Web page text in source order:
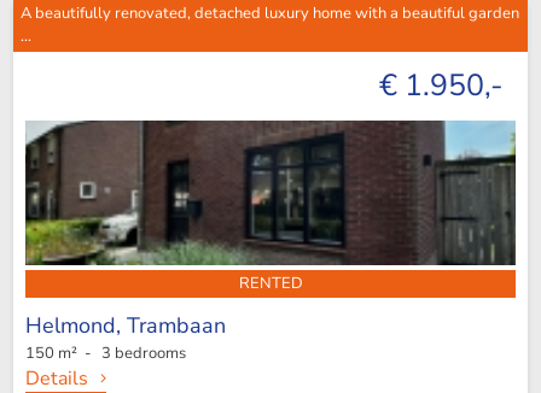
A beautifully renovated, detached luxury home with a beautiful garden
...
€ 1.950,-
RENTED
Helmond, Trambaan
150 m² - 3 bedrooms
Details